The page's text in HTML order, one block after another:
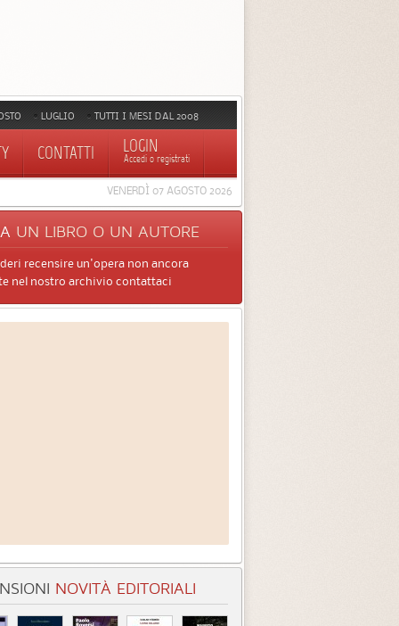
LUGLIO TUTTI I MESI DAL 2008
CONTATTI LOGIN
Accedi o registrati
VENERDÌ 07 AGOSTO 2026
UN LIBRO O UN AUTORE
recensire un'opera non ancora
nel nostro archivio contattaci
NOVITÀ EDITORIALI